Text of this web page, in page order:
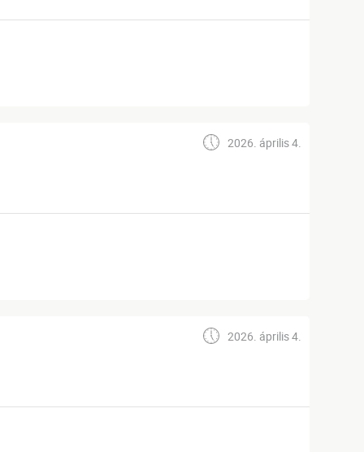
2026. április 4.
2026. április 4.